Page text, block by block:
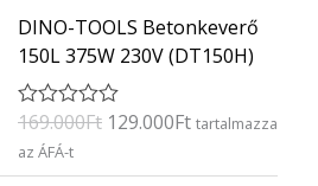
é
k
e
é
s
0
/
DINO-TOOLS Betonkeverő
150L 375W 230V (DT150H)
É
t
é
169.000Ft
O
r
g
129.000Ft
C
u
etartalmazza
az ÁFÁ-t